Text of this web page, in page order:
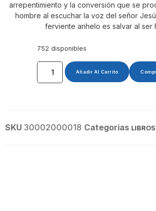
arrepentimiento y la conversión que se
hombre al escuchar la voz del señor
ferviente anhelo es salvar al ser
752 disponibles
Añadir Al Carrito
SKU 30002000018 Categorías LIBROS